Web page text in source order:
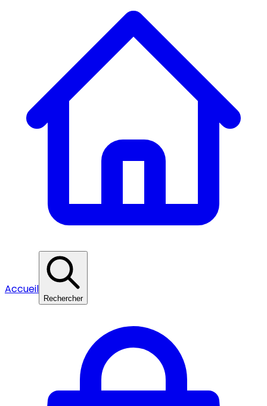
Accueil
Rechercher